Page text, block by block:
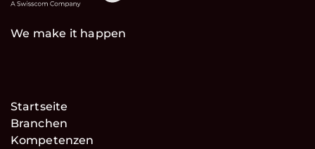
We make it happen
Startseite
Branchen
Kompetenzen